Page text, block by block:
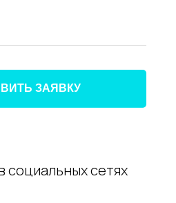
ЗАЯВКУ
социальных сетях